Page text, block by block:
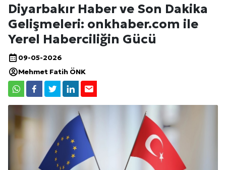
Diyarbakır Haber ve Son Dakika
Gelişmeleri: onkhaber.com ile
Yerel Haberciliğin Gücü
09-05-2026
Mehmet Fatih ÖNK